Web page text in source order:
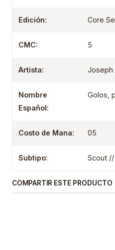
Edición: Core
CMC: 5
Artista: Joseph
Nombre
Español:
Golos,
Costo de Mana: 05
Subtipo: Scout
COMPARTIR ESTE PRODUCTO